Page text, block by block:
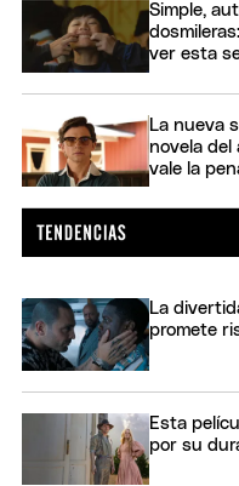
Simple,
ver esta
La nueva
novela del
vale la
La
promete
Esta
por su